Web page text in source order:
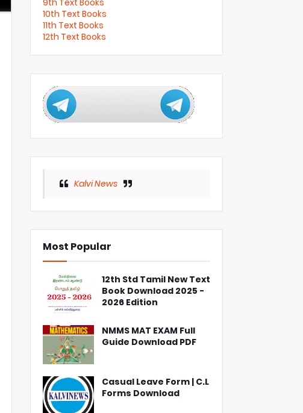
9th Text Books
10th Text Books
11th Text Books
12th Text Books
Kalvi News
Most Popular
12th Std Tamil New Text
Book Download 2025 -
2026 Edition
NMMS MAT EXAM Full
Guide Download PDF
Casual Leave Form | C.L
Forms Download